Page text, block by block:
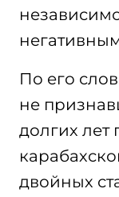
По его
не
долгих лет
двойных